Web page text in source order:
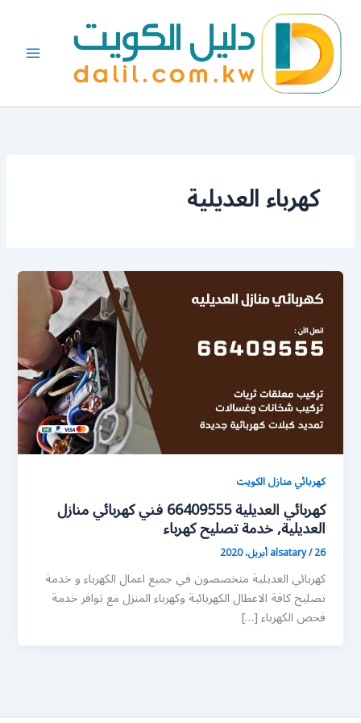
المحتوى
كهرباء العديلية
كهربائي منازل الكويت
كهربائي العديلية 66409555 فني كهربائي منازل
العديلية, خدمة تصليح كهرباء
alsatary/26 أبريل، 2020
كهربائي العديلية متخصصون في جميع اعمال الكهرباء و خدمة
تصليح كافة الاعطال الكهربائية وكهرباء المنزل مع توافر خدمة
فحص الكهرباء […]